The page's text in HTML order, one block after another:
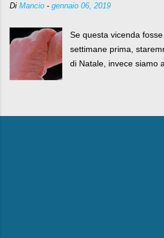
Di Mancio - gennaio 06, 2019
Se questa vicenda
settimane prima,
di Natale, invece siamo
e la Befana, visto il